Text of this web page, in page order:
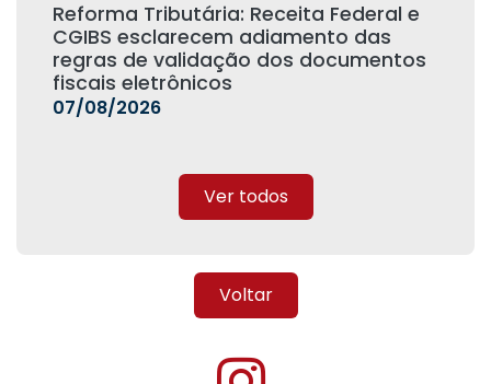
Reforma Tributária: Receita Federal e
CGIBS esclarecem adiamento das
regras de validação dos documentos
fiscais eletrônicos
07/08/2026
Ver todos
Voltar